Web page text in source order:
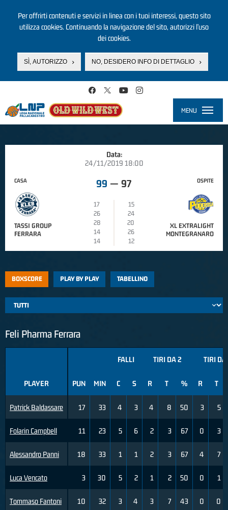
Per offrirti contenuti e servizi in linea con i tuoi interessi, questo sito
utilizza cookies. Continuando la navigazione del sito, autorizzi l’uso
dei cookies.
SÌ, AUTORIZZO NO, DESIDERO INFO DI DETTAGLIO
MENU
Data:
24/11/2019 18:00
CASA
TASSI GROUP
FERRARA
99 — 97
17
15
26
24
28
20
14
26
14
12
OSPITE
XL EXTRALIGHT
MONTEGRANARO
BOXSCORE PLAY BY PLAY TABELLINO
Feli Pharma Ferrara
PLAYER
Patrick Baldassare
Folarin Campbell
Alessandro Panni
Luca Vencato
Tommaso Fantoni
FALLI TIRI DA 2 TIRI DA
PUN MIN C S R T % R T
17 33 4 3 4 8 50 3 5
11 23 5 6 2 3 67 0 3
18 33 1 1 2 3 67 4 7
3 30 5 2 1 2 50 0 1
10 32 3 4 3 7 43 0 0